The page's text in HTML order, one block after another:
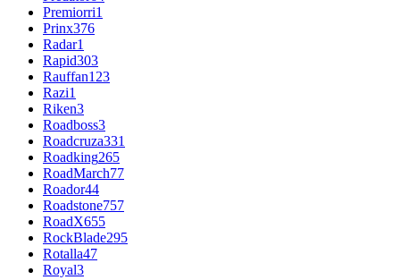
Premiorri1
Prinx376
Radar1
Rapid303
Rauffan123
Razi1
Riken3
Roadboss3
Roadcruza331
Roadking265
RoadMarch77
Roador44
Roadstone757
RoadX655
RockBlade295
Rotalla47
Royal3